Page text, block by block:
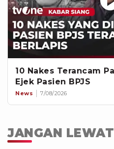
10 Nakes Terancam
Ejek Pasien BPJS
News 7/08/2026
JANGAN